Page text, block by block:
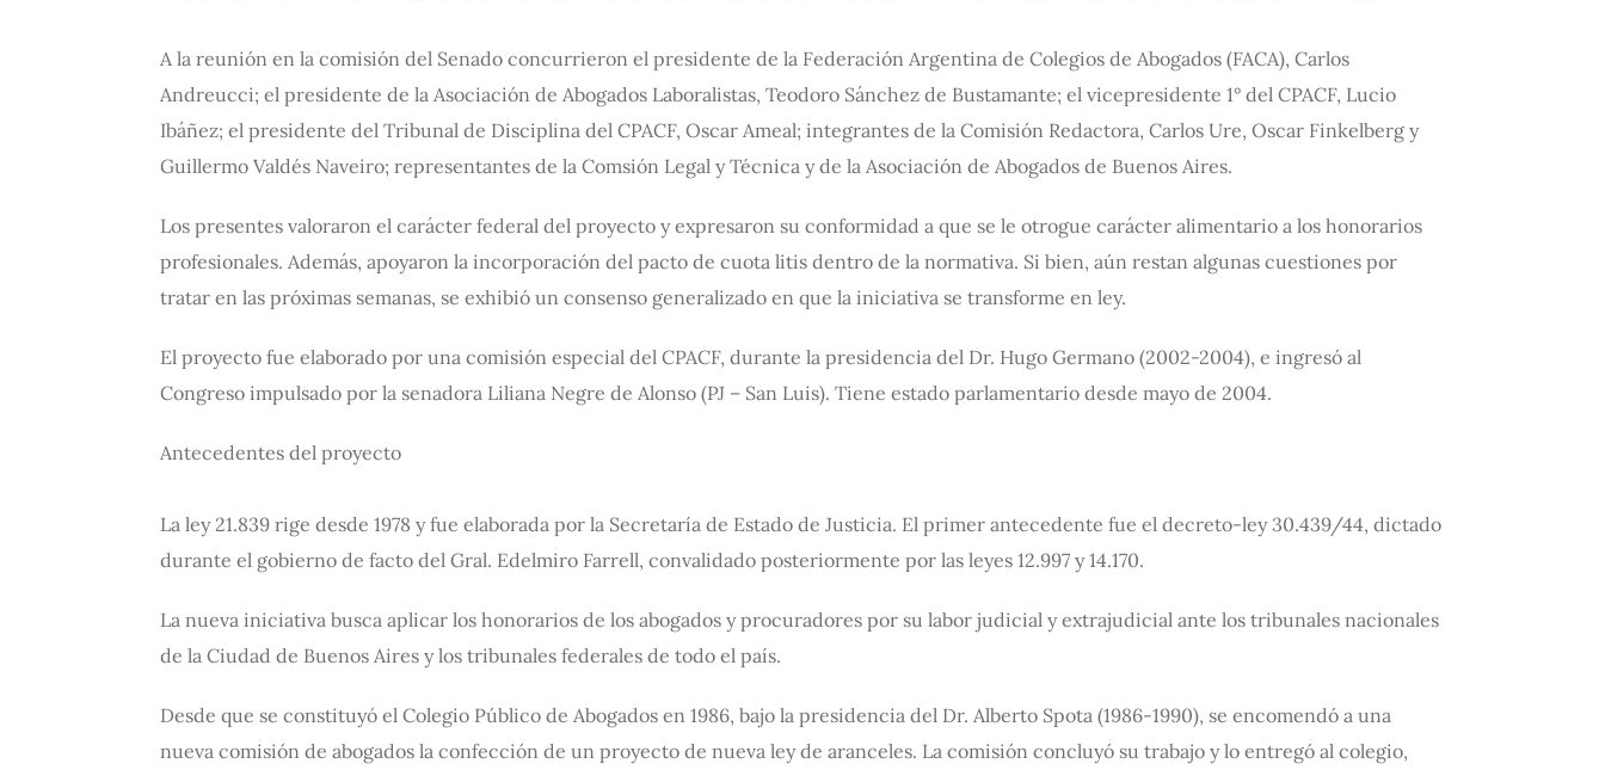
A la reunión en la comisión del Senado concurrieron el presidente de la Federación Argentina de Colegios de Abogados (FACA), Carlos
Andreucci; el presidente de la Asociación de Abogados Laboralistas, Teodoro Sánchez de Bustamante; el vicepresidente 1° del CPACF, Lucio
Ibáñez; el presidente del Tribunal de Disciplina del CPACF, Oscar Ameal; integrantes de la Comisión Redactora, Carlos Ure, Oscar Finkelberg y
Guillermo Valdés Naveiro; representantes de la Comsión Legal y Técnica y de la Asociación de Abogados de Buenos Aires.
Los presentes valoraron el carácter federal del proyecto y expresaron su conformidad a que se le otrogue carácter alimentario a los honorarios
profesionales. Además, apoyaron la incorporación del pacto de cuota litis dentro de la normativa. Si bien, aún restan algunas cuestiones por
tratar en las próximas semanas, se exhibió un consenso generalizado en que la iniciativa se transforme en ley.
El proyecto fue elaborado por una comisión especial del CPACF, durante la presidencia del Dr. Hugo Germano (2002-2004), e ingresó al
Congreso impulsado por la senadora Liliana Negre de Alonso (PJ – San Luis). Tiene estado parlamentario desde mayo de 2004.
Antecedentes del proyecto
La ley 21.839 rige desde 1978 y fue elaborada por la Secretaría de Estado de Justicia. El primer antecedente fue el decreto-ley 30.439/44, dictado
durante el gobierno de facto del Gral. Edelmiro Farrell, convalidado posteriormente por las leyes 12.997 y 14.170.
La nueva iniciativa busca aplicar los honorarios de los abogados y procuradores por su labor judicial y extrajudicial ante los tribunales nacionales
de la Ciudad de Buenos Aires y los tribunales federales de todo el país.
Desde que se constituyó el Colegio Público de Abogados en 1986, bajo la presidencia del Dr. Alberto Spota (1986-1990), se encomendó a una
nueva comisión de abogados la confección de un proyecto de nueva ley de aranceles. La comisión concluyó su trabajo y lo entregó al colegio,